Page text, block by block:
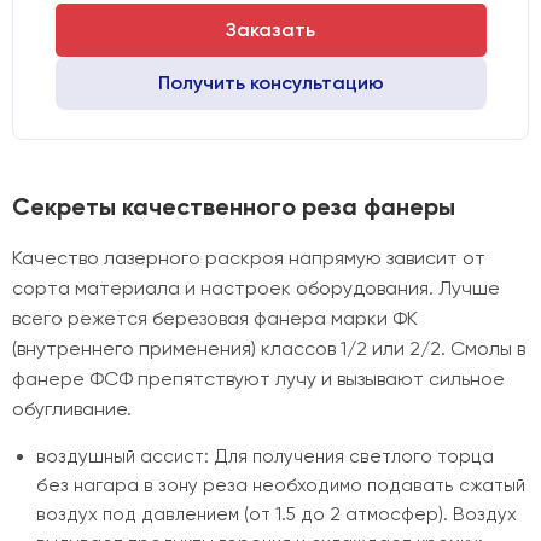
Заказать
Получить консультацию
Секреты качественного реза фанеры
Качество лазерного раскроя напрямую зависит от
сорта материала и настроек оборудования. Лучше
всего режется березовая фанера марки ФК
(внутреннего применения) классов 1/2 или 2/2. Смолы в
фанере ФСФ препятствуют лучу и вызывают сильное
обугливание.
воздушный ассист: Для получения светлого торца
без нагара в зону реза необходимо подавать сжатый
воздух под давлением (от 1.5 до 2 атмосфер). Воздух